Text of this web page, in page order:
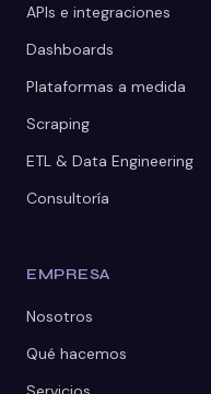
APIs e integraciones
Dashboards
Plataformas a medida
Scraping
ETL & Data Engineering
Consultoría
EMPRESA
Nosotros
Qué hacemos